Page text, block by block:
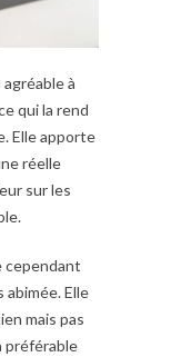
à
qui la rend
Elle apporte
réelle
sur les
cependant
Elle
mais pas
préférable